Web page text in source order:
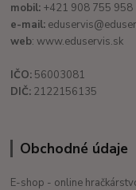
mobil: +421 908 755 958
e-mail:
web: www.eduservis.sk
IČO: 56003081
DIČ: 2122156135
Obchodné údaje
E-shop - online